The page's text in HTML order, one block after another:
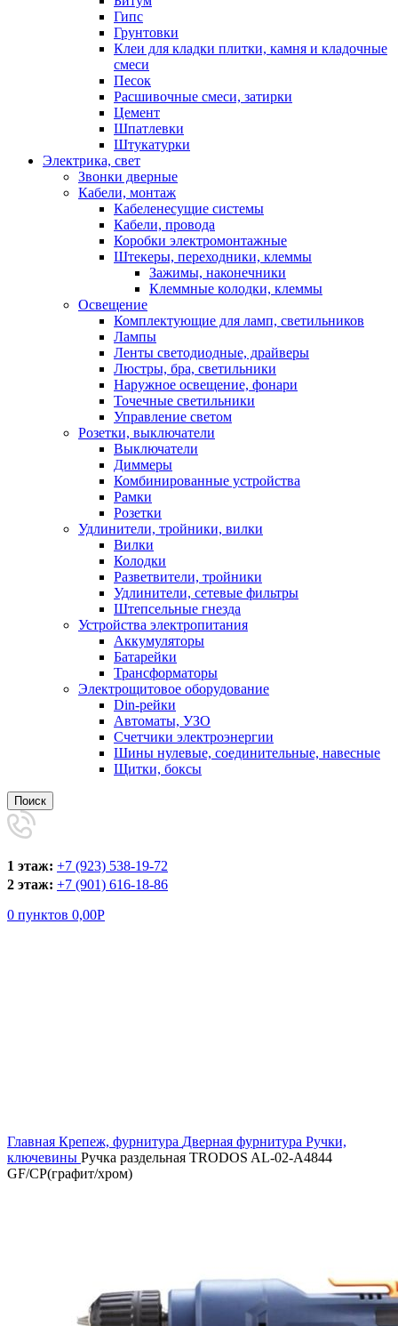
Гипс
Грунтовки
Клеи для кладки плитки, камня и кладочные
смеси
Песок
Расшивочные смеси, затирки
Цемент
Шпатлевки
Штукатурки
Электрика, свет
Звонки дверные
Кабели, монтаж
Кабеленесущие системы
Кабели, провода
Коробки электромонтажные
Штекеры, переходники, клеммы
Зажимы, наконечники
Клеммные колодки, клеммы
Освещение
Комплектующие для ламп, светильников
Лампы
Ленты светодиодные, драйверы
Люстры, бра, светильники
Наружное освещение, фонари
Точечные светильники
Управление светом
Розетки, выключатели
Выключатели
Диммеры
Комбинированные устройства
Рамки
Розетки
Удлинители, тройники, вилки
Вилки
Колодки
Разветвители, тройники
Удлинители, сетевые фильтры
Штепсельные гнезда
Устройства электропитания
Аккумуляторы
Батарейки
Трансформаторы
Электрощитовое оборудование
Din-рейки
Автоматы, УЗО
Счетчики электроэнергии
Шины нулевые, соединительные, навесные
Щитки, боксы
Поиск
1 этаж: +7 (923) 538-19-72
2 этаж: +7 (901) 616-18-86
0 пунктов 0,00Р
Главная Крепеж, фурнитура Дверная фурнитура Ручки,
ключевины Ручка раздельная TRODOS AL-02-А4844
GF/CP(графит/хром)